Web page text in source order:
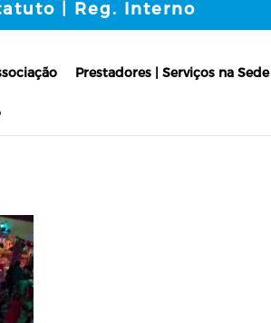
| Reg. Interno
Prestadores | Serviços na Sede